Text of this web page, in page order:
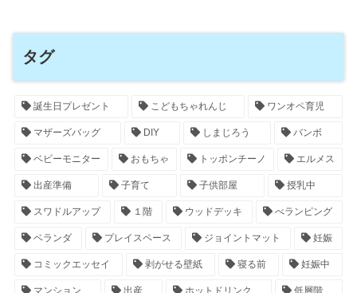
タグ
誕生日プレゼント こどもちゃれんじ ワンオペ育児
マザーズバッグ DIY しまじろう バンボ
ベビーモニター おもちゃ トッポンチーノ エルメス
出産準備 子育て 子供部屋 授乳中
スワドルアップ １階 ウッドデッキ べランピング
ベランダ プレイスペース ジョイントマット 妊娠
コミックエッセイ 剥がせる壁紙 寝る前 妊娠中
マンション 出産 ホットドリンク 低層階